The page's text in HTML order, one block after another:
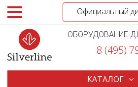
Официальный
ОБОРУДОВАНИЕ
8 (495)
КАТАЛОГ